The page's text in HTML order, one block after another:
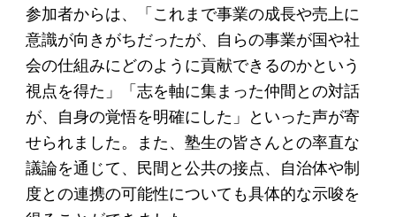
沿革
組織
事業内容
年間スケジュール
定款
個人情報保護方針
参加者からは、「これまで事業の成長や売上に
意識が向きがちだったが、自らの事業が国や社
会の仕組みにどのように貢献できるのかという
視点を得た」「志を軸に集まった仲間との対話
が、自身の覚悟を明確にした」といった声が寄
せられました。また、塾生の皆さんとの率直な
議論を通じて、民間と公共の接点、自治体や制
度との連携の可能性についても具体的な示唆を